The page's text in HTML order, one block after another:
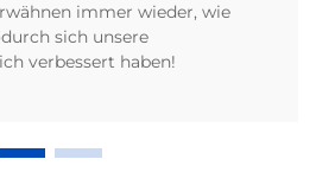
immer wieder, wie
sich unsere
verbessert haben!